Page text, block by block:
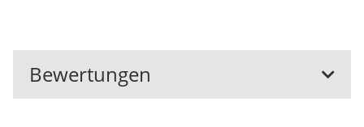
Bewertungen